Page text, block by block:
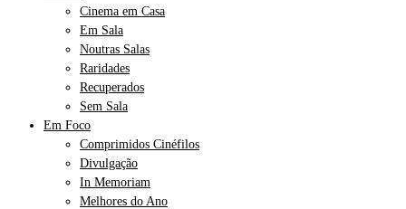
Cinema em Casa
Em Sala
Noutras Salas
Raridades
Recuperados
Sem Sala
Em Foco
Comprimidos Cinéfilos
Divulgação
In Memoriam
Melhores do Ano